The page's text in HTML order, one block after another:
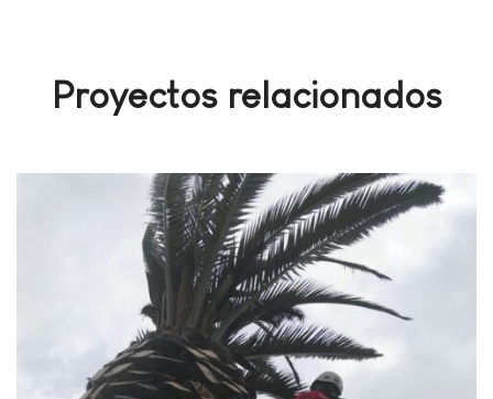
Proyectos relacionados